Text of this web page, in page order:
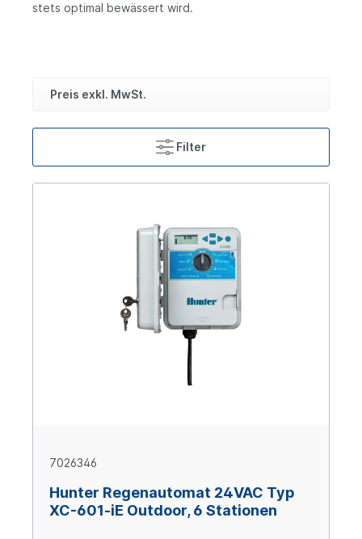
stets optimal bewässert wird.
Preis exkl. MwSt.
Filter
7026346
Hunter Regenautomat 24VAC Typ
XC-601-iE Outdoor, 6 Stationen